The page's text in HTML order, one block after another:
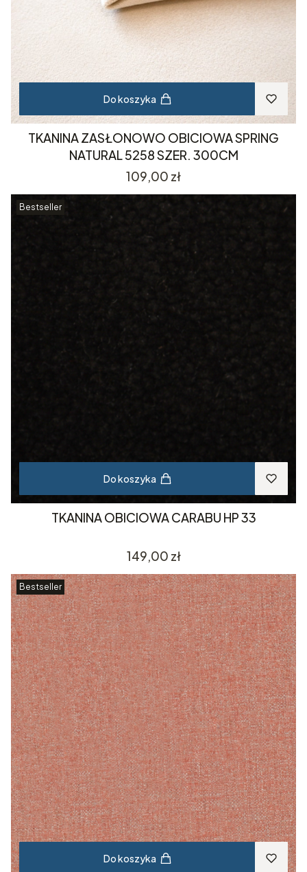
Do koszyka
TKANINA ZASŁONOWO OBICIOWA SPRING
NATURAL 5258 SZER. 300CM
Cena
109,00 zł
Bestseller
Do koszyka
TKANINA OBICIOWA CARABU HP 33
Cena
149,00 zł
Bestseller
Do koszyka